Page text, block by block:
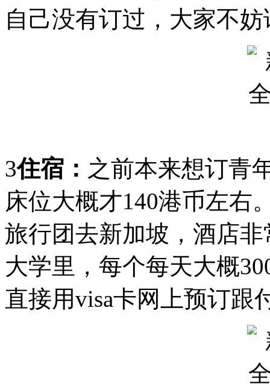
自己没有订过，大家不
3住宿： 之前本来想订青
床位大概才140港币左右
旅行团去新加坡，酒店
大学里，每个每天大概
直接用visa卡网上预订跟